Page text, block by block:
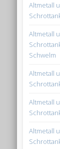
Altmetall
Altmetall
Schwelm
Altmetall
Altmetall
Altmetall